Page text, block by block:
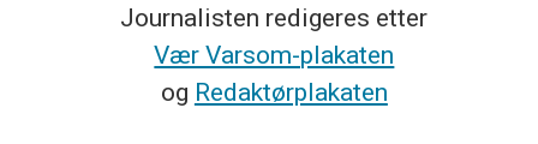
Journalisten redigeres etter
Vær Varsom-plakaten
og Redaktørplakaten